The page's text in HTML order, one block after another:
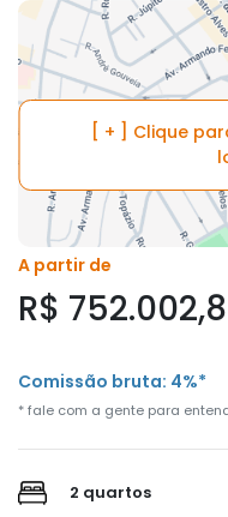
[ + ] Clique
A partir de
R$
Comissão bruta: 4%*
* fale com a gente para
2 quartos